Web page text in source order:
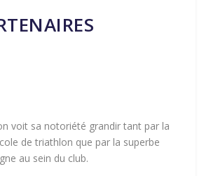
voit sa notoriété grandir tant par la
de triathlon que par la superbe
au sein du club.